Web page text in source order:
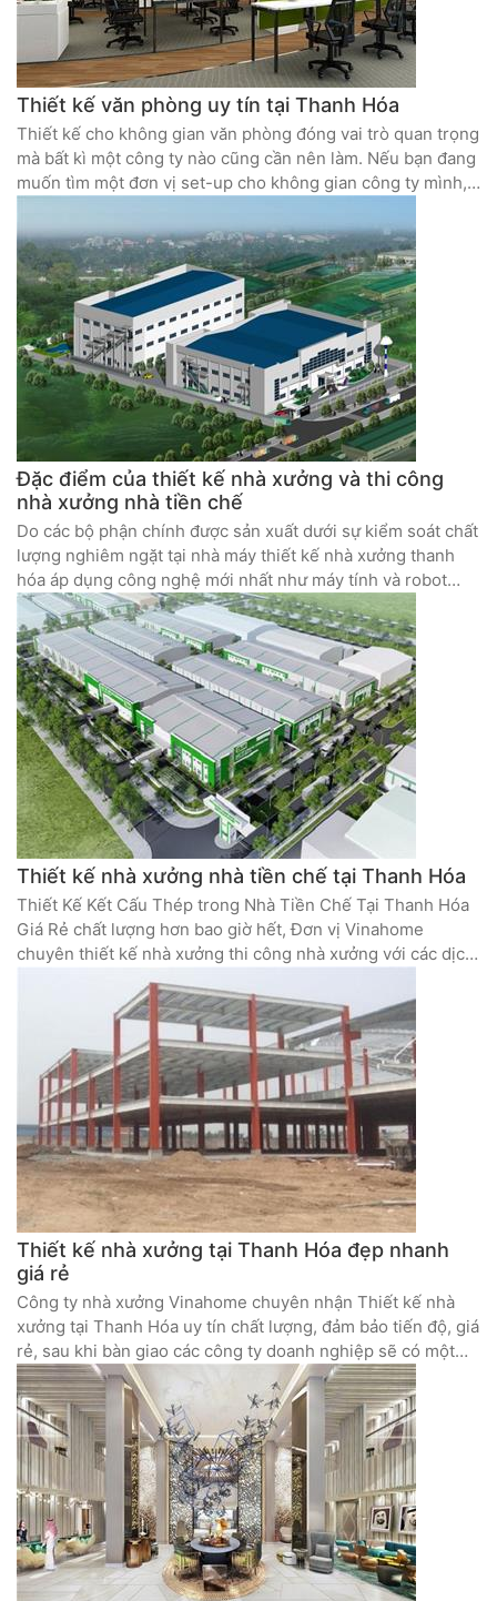
Thiết kế văn phòng uy tín tại Thanh Hóa
Thiết kế cho không gian văn phòng đóng vai trò quan trọng
mà bất kì một công ty nào cũng cần nên làm. Nếu bạn đang
muốn tìm một đơn vị set-up cho không gian công ty mình,
sáng suốt
Đặc điểm của thiết kế nhà xưởng và thi công
nhà xưởng nhà tiền chế
Do các bộ phận chính được sản xuất dưới sự kiểm soát chất
lượng nghiêm ngặt tại nhà máy thiết kế nhà xưởng thanh
hóa áp dụng công nghệ mới nhất như máy tính và robot
nên có thể tạo ra những ngôi nhà với chất lượng đồng nhất
và độ chính xác cao.
Thiết kế nhà xưởng nhà tiền chế tại Thanh Hóa
Thiết Kế Kết Cấu Thép trong Nhà Tiền Chế Tại Thanh Hóa
Giá Rẻ chất lượng hơn bao giờ hết, Đơn vị Vinahome
chuyên thiết kế nhà xưởng thi công nhà xưởng với các dịch
vụ xây dựng nhà thép
Thiết kế nhà xưởng tại Thanh Hóa đẹp nhanh
giá rẻ
Công ty nhà xưởng Vinahome chuyên nhận Thiết kế nhà
xưởng tại Thanh Hóa uy tín chất lượng, đảm bảo tiến độ, giá
rẻ, sau khi bàn giao các công ty doanh nghiệp sẽ có một
nhà xưởng, hợp lý đầy chuyên nghiệp và an toàn.